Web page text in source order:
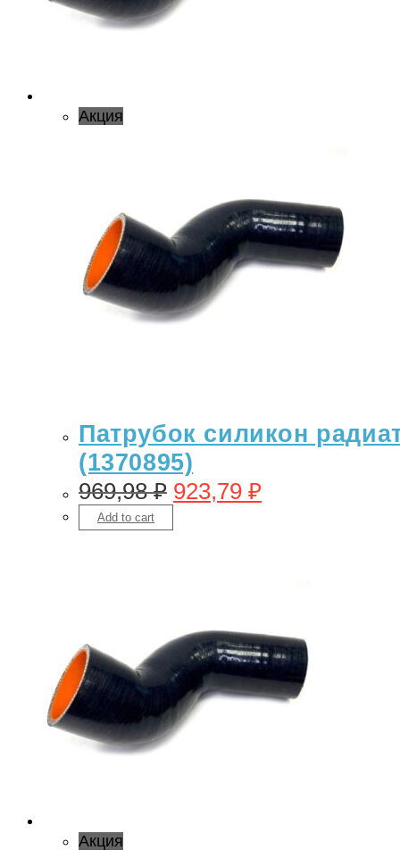
Акция
Патрубок силикон
(1370895)
969,98₽ 923,79 ₽
Add to cart
Акция